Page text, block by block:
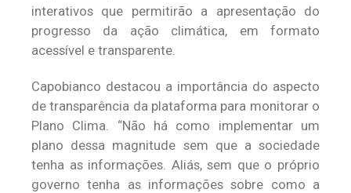
interativos que permitirão a apresentação do
progresso da ação climática, em formato
acessível e transparente.
Capobianco destacou a importância do aspecto
de transparência da plataforma para monitorar o
Plano Clima. “Não há como implementar um
plano dessa magnitude sem que a sociedade
tenha as informações. Aliás, sem que o próprio
governo tenha as informações sobre como a